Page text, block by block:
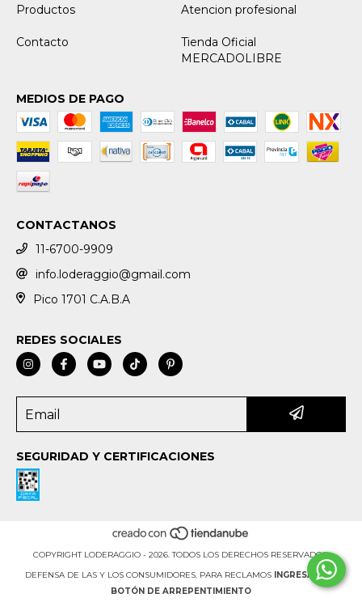
Productos Atencion profesional
Contacto
Tienda Oficial
MERCADOLIBRE
MEDIOS DE PAGO
CONTACTANOS
11-6700-9909
info.loderaggio@gmail.com
Pico 1701 C.A.B.A
REDES SOCIALES
SEGURIDAD Y CERTIFICACIONES
COPYRIGHT LODERAGGIO - 2026. TODOS LOS DERECHOS RESERVADOS.
DEFENSA DE LAS Y LOS CONSUMIDORES. PARA RECLAMOS INGRESÁ ACÁ.
BOTÓN DE ARREPENTIMIENTO